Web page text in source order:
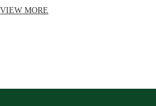
VIEW MORE